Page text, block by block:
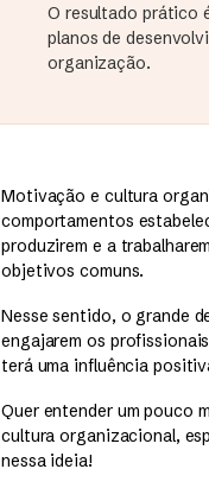
O resultado prático
planos de
organização.
Motivação e cultura
comportamentos
produzirem e a
objetivos comuns.
Nesse sentido, o grande
engajarem os
terá uma influência
Quer entender um pouco
cultura organizacional,
nessa ideia!